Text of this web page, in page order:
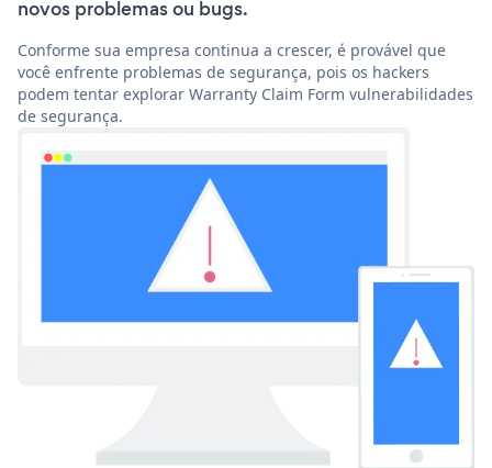
novos problemas ou bugs.
Conforme sua empresa continua a crescer, é provável que
você enfrente problemas de segurança, pois os hackers
podem tentar explorar Warranty Claim Form vulnerabilidades
de segurança.